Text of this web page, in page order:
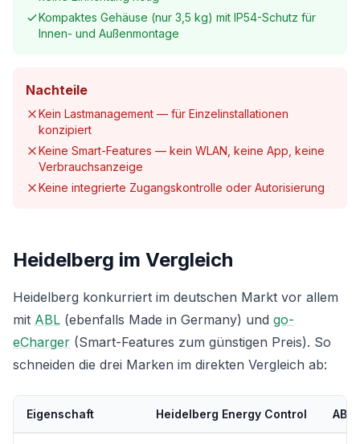
Kompaktes Gehäuse (nur 3,5 kg) mit IP54-Schutz für
Innen- und Außenmontage
Nachteile
Kein Lastmanagement — für Einzelinstallationen
konzipiert
Keine Smart-Features — kein WLAN, keine App, keine
Verbrauchsanzeige
Keine integrierte Zugangskontrolle oder Autorisierung
Heidelberg im Vergleich
Heidelberg konkurriert im deutschen Markt vor allem
mit ABL (ebenfalls Made in Germany) und go-
eCharger (Smart-Features zum günstigen Preis). So
schneiden die drei Marken im direkten Vergleich ab:
Eigenschaft Heidelberg Energy Control ABL